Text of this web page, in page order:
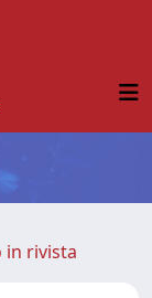
in rivista